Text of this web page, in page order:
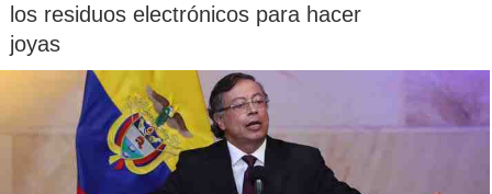
los residuos electrónicos para hacer
joyas